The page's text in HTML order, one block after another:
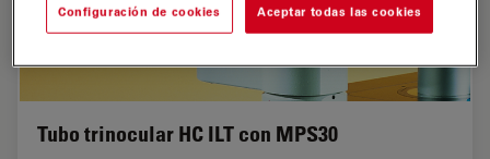
Tubo trinocular HC ILT con MPS30
Configuración de cookies Aceptar todas las cookies